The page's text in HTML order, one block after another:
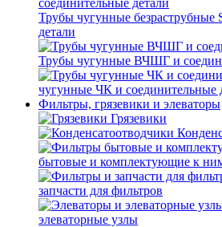
Трубы чугунные безраструбные
детали
Трубы чугунные ВЧШГ и
чугунные ЧК и соединительные
Фильтры, грязевики и элеваторы
Грязевики
бытовые и комплектующие к
запчасти для фильтров
элеваторные узлы